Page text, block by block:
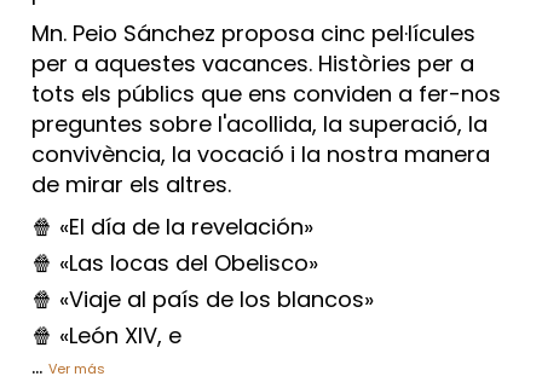
Mn. Peio Sánchez proposa cinc pel·lícules
per a aquestes vacances. Històries per a
tots els públics que ens conviden a fer-nos
preguntes sobre l'acollida, la superació, la
convivència, la vocació i la nostra manera
de mirar els altres.
🍿 «El día de la revelación»
🍿 «Las locas del Obelisco»
🍿 «Viaje al país de los blancos»
🍿 «León XIV, e
... Ver más